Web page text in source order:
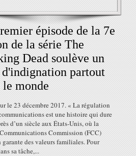
épisode de la 7e
de la série The
Dead soulève un
partout
le monde
le 23 décembre 2017. « La régulation
est une histoire qui dure
d’un siècle aux États-Unis, où la
Commission (FCC)
garante des valeurs familiales. Pour
sa tâche,...